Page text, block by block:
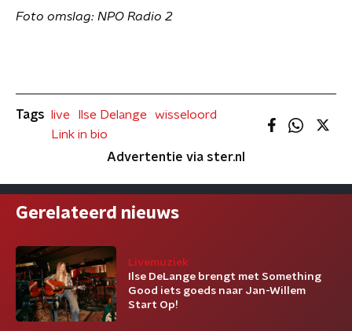
Foto omslag: NPO Radio 2
Tags live Ilse Delange
wisseloord
Link in bio
Advertentie via ster.nl
Gerelateerd nieuws
Livemuziek
Ilse DeLange brengt met Something
Good iets goeds naar Jan-Willem
Start Op!